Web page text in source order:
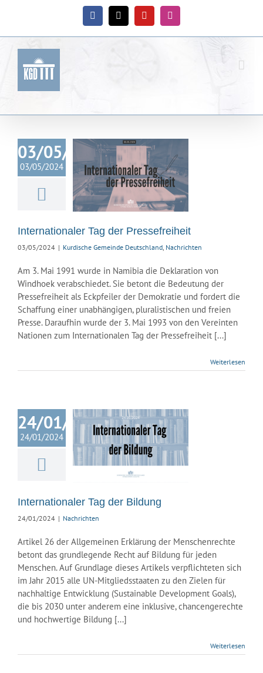
Facebook
X YouTubeInstagram
03/05/2024
03/05/2024
Tag
Gemeinde
Internationaler Tag der Pressefreiheit
03/05/2024 | Kurdische Gemeinde Deutschland, Nachrichten
Am 3. Mai 1991 wurde in Namibia die Deklaration von
Windhoek verabschiedet. Sie betont die Bedeutung der
Pressefreiheit als Eckpfeiler der Demokratie und fordert die
Schaffung einer unabhängigen, pluralistischen und freien
Presse. Daraufhin wurde der 3. Mai 1993 von den Vereinten
Nationen zum Internationalen Tag der Pressefreiheit [...]
Weiterlesen
24/01/2024
24/01/2024
Tag
Bildung
Internationaler Tag der Bildung
24/01/2024 | Nachrichten
Artikel 26 der Allgemeinen Erklärung der Menschenrechte
betont das grundlegende Recht auf Bildung für jeden
Menschen. Auf Grundlage dieses Artikels verpflichteten sich
im Jahr 2015 alle UN-Mitgliedsstaaten zu den Zielen für
nachhaltige Entwicklung (Sustainable Development Goals),
die bis 2030 unter anderem eine inklusive, chancengerechte
und hochwertige Bildung [...]
Weiterlesen